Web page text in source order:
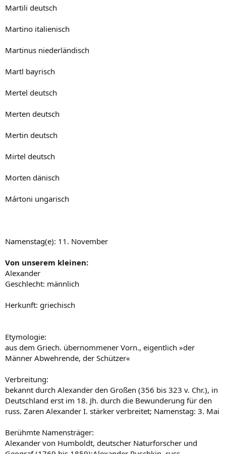
Martili deutsch
Martino italienisch
Martinus niederländisch
Martl bayrisch
Mertel deutsch
Merten deutsch
Mertin deutsch
Mirtel deutsch
Morten dänisch
Mártoni ungarisch
Namenstag(e): 11. November
Von unserem kleinen:
Alexander
Geschlecht: männlich
Herkunft: griechisch
Etymologie:
aus dem Griech. übernommener Vorn., eigentlich »der
Männer Abwehrende, der Schützer«
Verbreitung:
bekannt durch Alexander den Großen (356 bis 323 v. Chr.), in
Deutschland erst im 18. Jh. durch die Bewunderung für den
russ. Zaren Alexander I. stärker verbreitet; Namenstag: 3. Mai
Berühmte Namensträger:
Alexander von Humboldt, deutscher Naturforscher und